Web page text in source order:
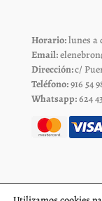
Horario:lunes a
Email:
Dirección:c/
Teléfono:916 54
Whatsapp:624